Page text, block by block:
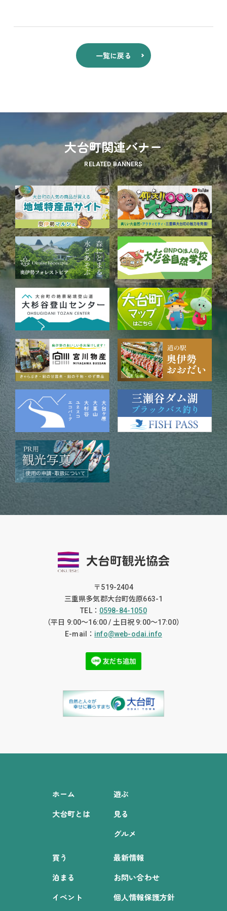
一覧に戻る
大台町関連バナー
RELATED BANNERS
〒519-2404
三重県多気郡大台町佐原663-1
TEL： 0598-84-1050
（平日 9:00〜16:00 / 土日祝 9:00〜17:00）
E-mail： info@web-odai.info
ホーム
大台町とは
遊ぶ
見る
グルメ
買う
泊まる
イベント
最新情報
お問い合わせ
個人情報保護方針